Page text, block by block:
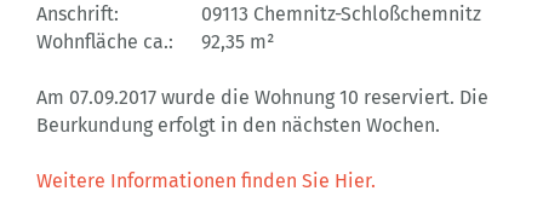
Anschrift:
09113 Chemnitz-Schloßchemnitz
Wohnfläche ca.:
92,35 m²
Am 07.09.2017 wurde die Wohnung 10 reserviert. Die
Beurkundung erfolgt in den nächsten Wochen.
Weitere Informationen finden Sie Hier.